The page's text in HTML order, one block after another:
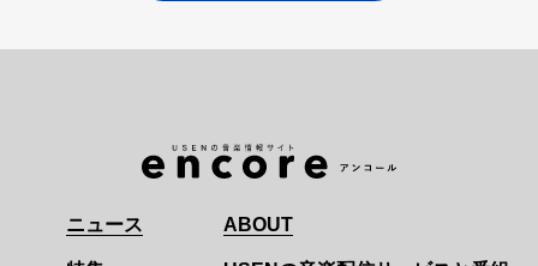
ニュース ABOUT